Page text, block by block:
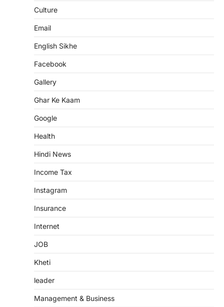
Culture
Email
English Sikhe
Facebook
Gallery
Ghar Ke Kaam
Google
Health
Hindi News
Income Tax
Instagram
Insurance
Internet
JOB
Kheti
leader
Management & Business